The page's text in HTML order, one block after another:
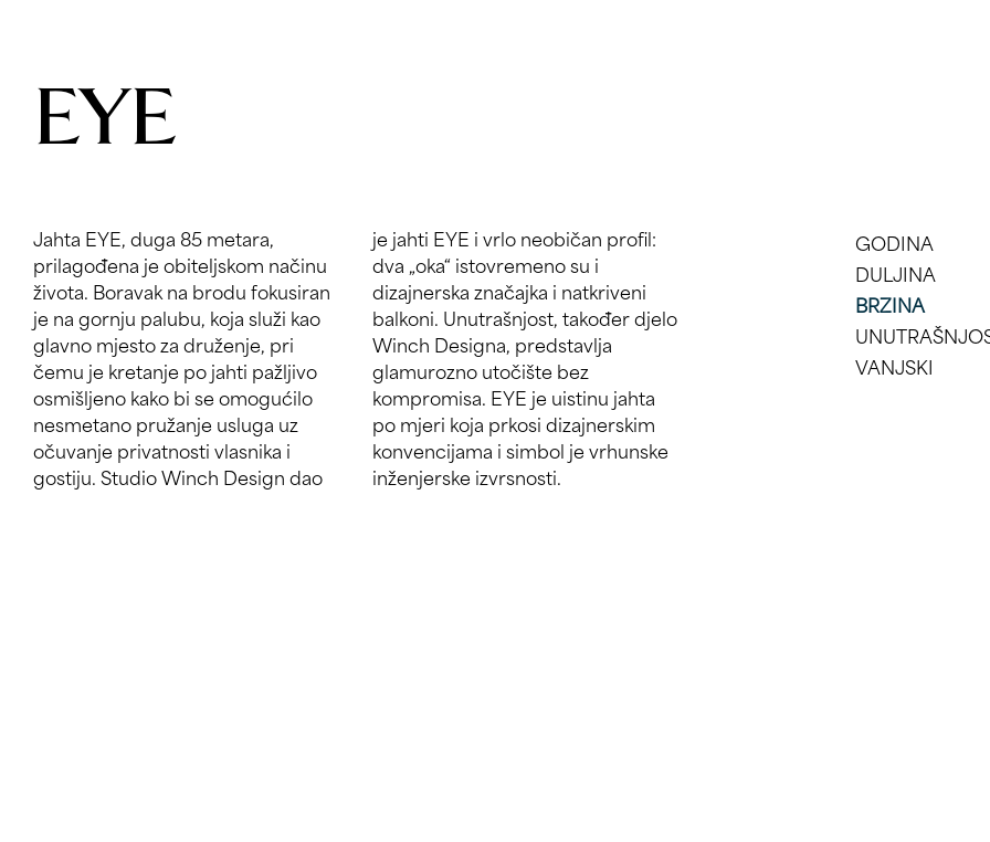
EYE
Jahta EYE, duga 85 metara,
prilagođena je obiteljskom načinu
života. Boravak na brodu fokusiran
je na gornju palubu, koja služi kao
glavno mjesto za druženje, pri
čemu je kretanje po jahti pažljivo
osmišljeno kako bi se omogućilo
nesmetano pružanje usluga uz
očuvanje privatnosti vlasnika i
gostiju. Studio Winch Design dao
je jahti EYE i vrlo neobičan profil:
dva „oka“ istovremeno su i
dizajnerska značajka i natkriveni
balkoni. Unutrašnjost, također djelo
Winch Designa, predstavlja
glamurozno utočište bez
kompromisa. EYE je uistinu jahta
po mjeri koja prkosi dizajnerskim
konvencijama i simbol je vrhunske
inženjerske izvrsnosti.
GODINA
DULJINA
BRZINA
VANJSKI